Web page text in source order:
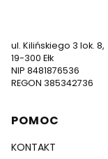
ul. Kilińskiego 3 lok. 8,
19-300 Ełk
NIP 8481876536
REGON 385342736
Linki w stopce
POMOC
KONTAKT